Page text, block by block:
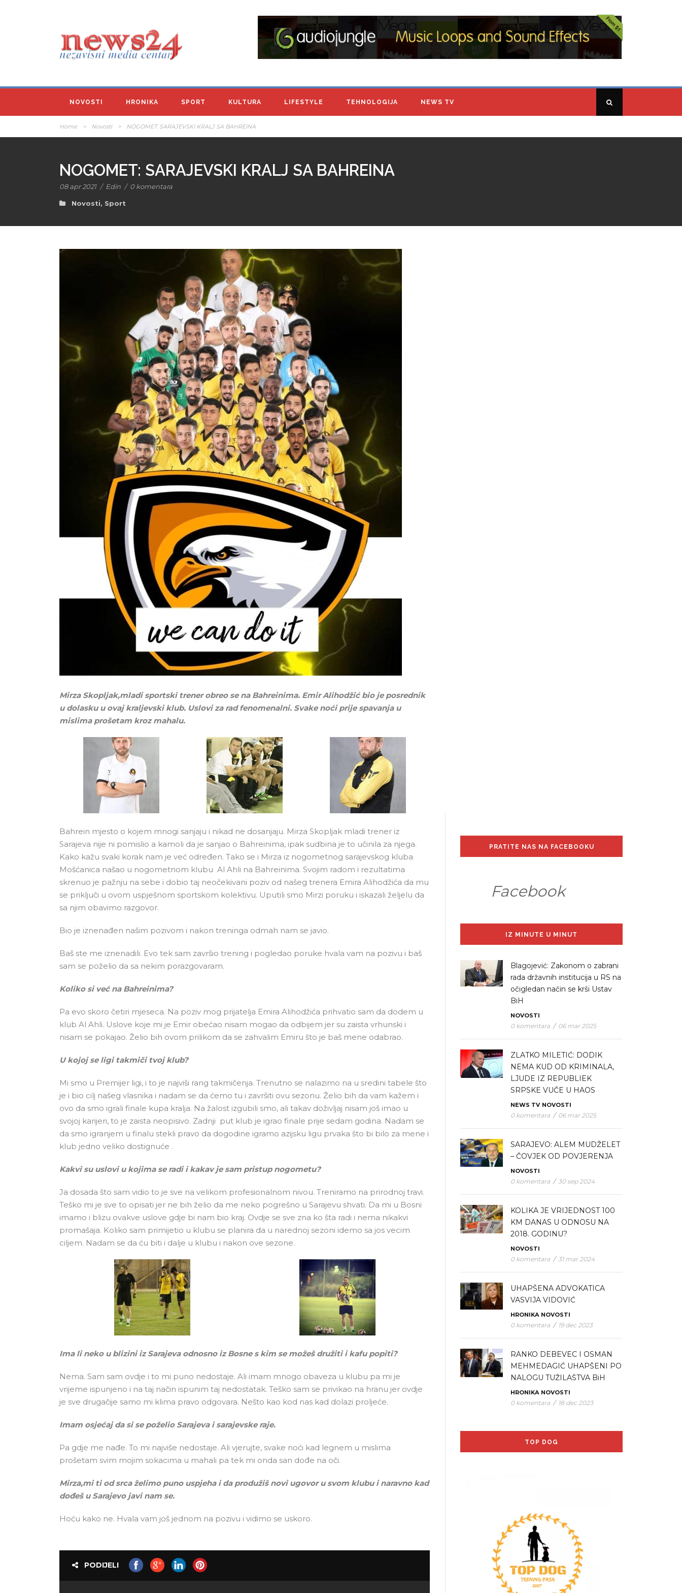
NOVOSTI HRONIKA SPORT KULTURA LIFESTYLE TEHNOLOGIJA NEWS TV
Home > Novosti > NOGOMET: SARAJEVSKI KRALJ SA BAHREINA
NOGOMET: SARAJEVSKI KRALJ SA BAHREINA
08 apr 2021 / Edin / 0 komentara
Novosti, Sport
Mirza Skopljak,mladi sportski trener obreo se na Bahreinima. Emir Alihodžić bio je posrednik
u dolasku u ovaj kraljevski klub. Uslovi za rad fenomenalni. Svake noći prije spavanja u
mislima prošetam kroz mahalu.
Bahrein mjesto o kojem mnogi sanjaju i nikad ne dosanjaju. Mirza Skopljak mladi trener iz
Sarajeva nije ni pomislio a kamoli da je sanjao o Bahreinima, ipak sudbina je to učinila za njega.
Kako kažu svaki korak nam je već određen. Tako se i Mirza iz nogometnog sarajevskog kluba
Mošćanica našao u nogometnom klubu Al Ahli na Bahreinima. Svojim radom i rezultatima
skrenuo je pažnju na sebe i dobio taj neočekivani poziv od našeg trenera Emira Alihodžića da mu
se priključi u ovom uspješnom sportskom kolektivu. Uputili smo Mirzi poruku i iskazali željelu da
sa njim obavimo razgovor.
Bio je iznenađen našim pozivom i nakon treninga odmah nam se javio.
Baš ste me iznenadili. Evo tek sam završio trening i pogledao poruke hvala vam na pozivu i baš
sam se poželio da sa nekim porazgovaram.
Koliko si već na Bahreinima?
Pa evo skoro četiri mjeseca. Na poziv mog prijatelja Emira Alihodžića prihvatio sam da dodem u
klub Al Ahli. Uslove koje mi je Emir obećao nisam mogao da odbijem jer su zaista vrhunski i
nisam se pokajao. Želio bih ovom prilikom da se zahvalim Emiru što je baš mene odabrao.
U kojoj se ligi takmiči tvoj klub?
Mi smo u Premijer ligi, i to je najviši rang takmičenja. Trenutno se nalazimo na u sredini tabele što
je i bio cilj našeg vlasnika i nadam se da ćemo tu i završiti ovu sezonu. Želio bih da vam kažem i
ovo da smo igrali finale kupa kralja. Na žalost izgubili smo, ali takav doživljaj nisam još imao u
svojoj karijeri, to je zaista neopisivo. Zadnji put klub je igrao finale prije sedam godina. Nadam se
da smo igranjem u finalu stekli pravo da dogodine igramo azijsku ligu prvaka što bi bilo za mene i
klub jedno veliko dostignuće .
Kakvi su uslovi u kojima se radi i kakav je sam pristup nogometu?
Ja dosada što sam vidio to je sve na velikom profesionalnom nivou. Treniramo na prirodnoj travi.
Teško mi je sve to opisati jer ne bih želio da me neko pogrešno u Sarajevu shvati. Da mi u Bosni
imamo i blizu ovakve uslove gdje bi nam bio kraj. Ovdje se sve zna ko šta radi i nema nikakvi
promašaja. Koliko sam primijetio u klubu se planira da u narednoj sezoni idemo sa jos vecim
ciljem. Nadam se da ću biti i dalje u klubu i nakon ove sezone.
Ima li neko u blizini iz Sarajeva odnosno iz Bosne s kim se možeš družiti i kafu popiti?
Nema. Sam sam ovdje i to mi puno nedostaje. Ali imam mnogo obaveza u klubu pa mi je
vrijeme ispunjeno i na taj način ispunim taj nedostatak. Teško sam se privikao na hranu jer ovdje
je sve drugačije samo mi klima pravo odgovara. Nešto kao kod nas kad dolazi proljeće.
Imam osjećaj da si se poželio Sarajeva i sarajevske raje.
Pa gdje me nađe. To mi najviše nedostaje. Ali vjerujte, svake noći kad legnem u mislima
prošetam svim mojim sokacima u mahali pa tek mi onda san dođe na oči.
Mirza,mi ti od srca želimo puno uspjeha i da produžiš novi ugovor u svom klubu i naravno kad
dođeš u Sarajevo javi nam se.
Hoću kako ne. Hvala vam još jednom na pozivu i vidimo se uskoro.
PODIJELI
PRATITE NAS NA FACEBOOKU
Facebook
IZ MINUTE U MINUT
Blagojević: Zakonom o zabrani
rada državnih institucija u RS na
očigledan način se krši Ustav
BiH
NOVOSTI
0 komentara / 06 mar 2025
ZLATKO MILETIĆ: DODIK
NEMA KUD OD KRIMINALA,
LJUDE IZ REPUBLIEK
SRPSKE VUČE U HAOS
NEWS TV NOVOSTI
0 komentara / 06 mar 2025
SARAJEVO: ALEM MUDŽELET
– ČOVJEK OD POVJERENJA
NOVOSTI
0 komentara / 30 sep 2024
KOLIKA JE VRIJEDNOST 100
KM DANAS U ODNOSU NA
2018. GODINU?
NOVOSTI
0 komentara / 31 mar 2024
UHAPŠENA ADVOKATICA
VASVIJA VIDOVIĆ
HRONIKA NOVOSTI
0 komentara / 19 dec 2023
RANKO DEBEVEC I OSMAN
MEHMEDAGIĆ UHAPŠENI PO
NALOGU TUŽILAŠTVA BiH
HRONIKA NOVOSTI
0 komentara / 18 dec 2023
TOP DOG